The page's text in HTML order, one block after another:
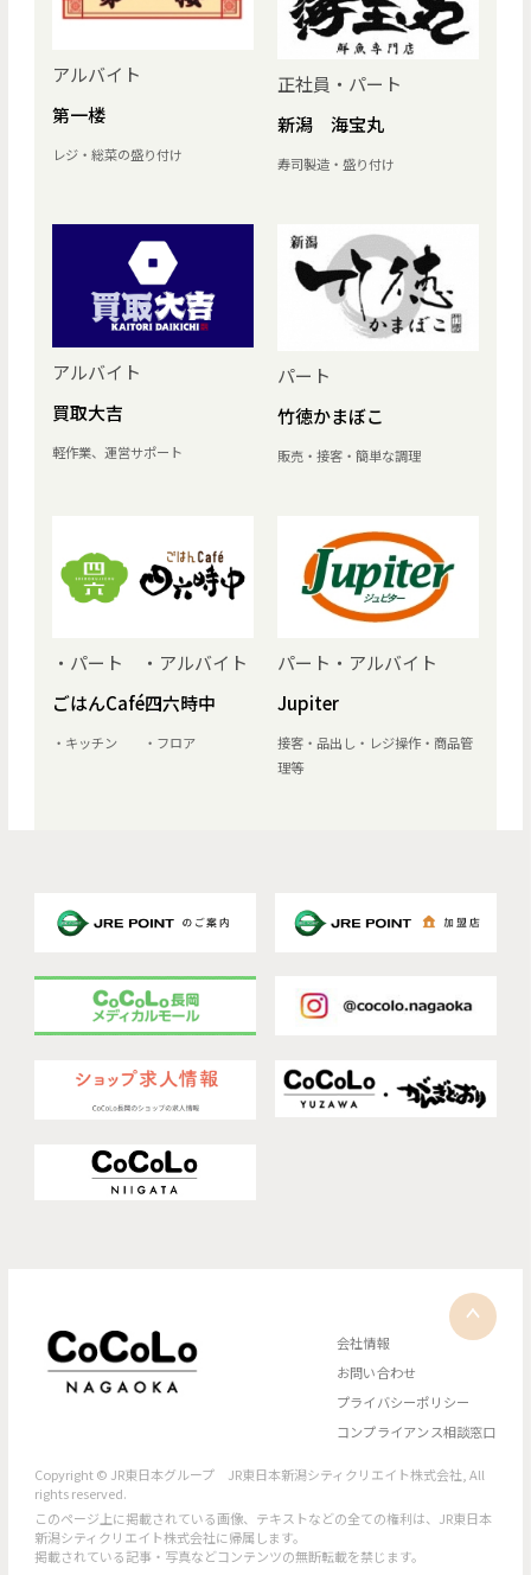
アルバイト
第一楼
レジ・総菜の盛り付け
正社員・パート
新潟 海宝丸
寿司製造・盛り付け
アルバイト
買取大吉
軽作業、運営サポート
パート
竹徳かまぼこ
販売・接客・簡単な調理
・パート ・アルバイト
ごはんCafé四六時中
・キッチン ・フロア
パート・アルバイト
Jupiter
接客・品出し・レジ操作・商品管
理等
会社情報
お問い合わせ
プライバシーポリシー
コンプライアンス相談窓口
Copyright © JR東日本グループ JR東日本新潟シティクリエイト株式会社, All
rights reserved.
このページ上に掲載されている画像、テキストなどの全ての権利は、JR東日本
新潟シティクリエイト株式会社に帰属します。
掲載されている記事・写真などコンテンツの無断転載を禁じます。